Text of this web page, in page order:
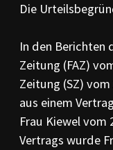
Die
In den Berichten
Zeitung (FAZ)
Zeitung (SZ)
aus einem
Frau Kiewel vom
Vertrags wurde